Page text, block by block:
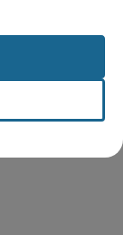
disparue
sa...
: quatre